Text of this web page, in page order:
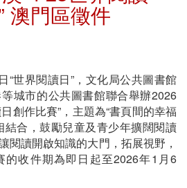
澳門區徵件
界閱讀日”，文化局公共圖書館
城市的公共圖書館聯合舉辦2026
創作比賽”，主題為“書頁間的幸福
結合，鼓勵兒童及青少年擴闊閱讀
閱讀開啟知識的大門，拓展視野，
的收件期為即日起至2026年1月6